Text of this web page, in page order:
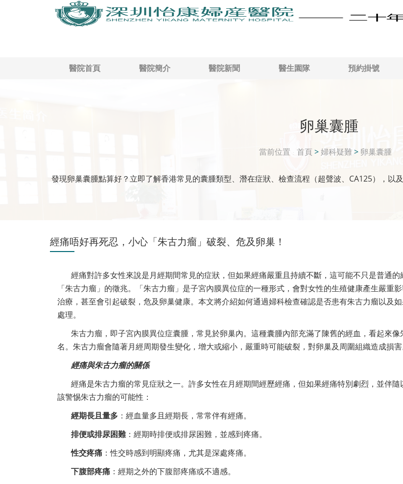
醫院首頁 醫院簡介 醫院新聞 醫生園隊 預約掛號
卵巢囊腫
當前位置 首頁 >婦科疑難> 卵巢囊腫
發現卵巢囊腫點算好？立即了解香港常見的囊腫類型、潛在症狀、檢查流程（超聲波、CA125），以
經痛唔好再死忍，小心「朱古力瘤」破裂、危及卵巢！
經痛對許多女性來說是月經期間常見的症狀，但如果經痛嚴重且持續不斷，這可能不只是普通的
「朱古力瘤」的徵兆。「朱古力瘤」是子宮內膜異位症的一種形式，會對女性的生殖健康產生嚴重
治療，甚至會引起破裂，危及卵巢健康。本文將介紹如何通過婦科檢查確認是否患有朱古力瘤以及
處理。
朱古力瘤，即子宮內膜異位症囊腫，常見於卵巢內。這種囊腫內部充滿了陳舊的經血，看起來
名。朱古力瘤會隨著月經周期發生變化，增大或縮小，嚴重時可能破裂，對卵巢及周圍組織造成損害
經痛與朱古力瘤的關係
經痛是朱古力瘤的常見症狀之一。許多女性在月經期間經歷經痛，但如果經痛特別劇烈，並伴
該警惕朱古力瘤的可能性：
經期長且量多 ：經血量多且經期長，常常伴有經痛。
排便或排尿困難：經期時排便或排尿困難，並感到疼痛。
性交疼痛 ：性交時感到明顯疼痛，尤其是深處疼痛。
下腹部疼痛 ：經期之外的下腹部疼痛或不適感。